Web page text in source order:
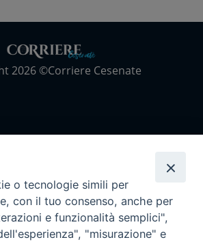
2026 ©Corriere Cesenate
o tecnologie simili per
con il tuo consenso, anche per
e funzionalità semplici",
"misurazione" e